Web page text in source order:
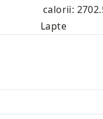
calorii:
Lapte